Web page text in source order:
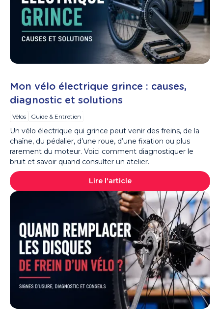
Mon vélo électrique grince : causes,
diagnostic et solutions
Vélos Guide & Entretien
Un vélo électrique qui grince peut venir des freins, de la
chaîne, du pédalier, d’une roue, d’une fixation ou plus
rarement du moteur. Voici comment diagnostiquer le
bruit et savoir quand consulter un atelier.
Lire l'article